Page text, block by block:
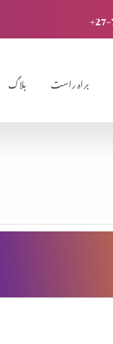
بلاگ براہ راست